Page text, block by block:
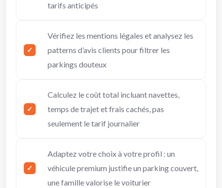
tarifs anticipés
Vérifiez les mentions légales et analysez les
patterns d’avis clients pour filtrer les
parkings douteux
Calculez le coût total incluant navettes,
temps de trajet et frais cachés, pas
seulement le tarif journalier
Adaptez votre choix à votre profil : un
véhicule premium justifie un parking couvert,
une famille valorise le voiturier